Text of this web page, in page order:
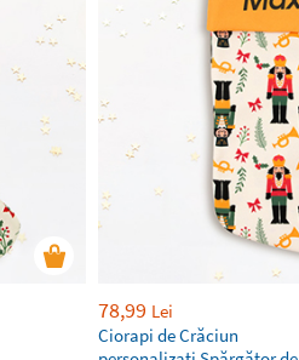
78,99 Lei
Ciorapi de Crăciun